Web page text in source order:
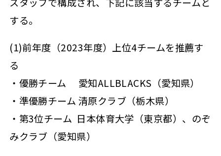
する。
(1)前年度（2023年度）上位4チームを推薦す
る
・優勝チーム 愛知ALLBLACKS（愛知県）
・準優勝チーム 清原クラブ（栃木県）
・第3位チーム 日本体育大学（東京都）、のぞ
みクラブ（愛知県）